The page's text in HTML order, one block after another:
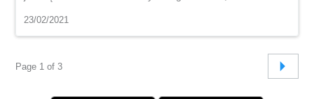
23/02/2021
Page 1 of 3